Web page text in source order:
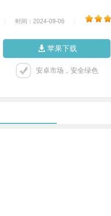
时间：2024-09-06
苹果下载
安卓市场，安全绿色